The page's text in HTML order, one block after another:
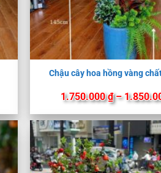
Chậu cây hoa hồng vàng
1.750.000₫ –